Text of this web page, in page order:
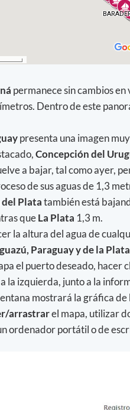
permanece sin cambios
Dentro de este
presenta una imagen
Concepción del
a bajar, tal como ayer,
de sus aguas de 1,3
del Platatambién está
queLa Plata 1,3 m.
la altura del agua de
Paraguay y de la Plata
el puerto deseado, hacer
la izquierda, junto a la
mostrará la gráfica de
arrastrarel mapa, utilizar
ordenador portátil o de